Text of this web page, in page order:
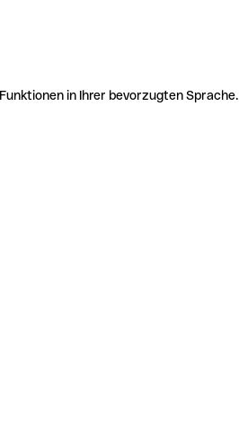
in Ihrer bevorzugten Sprache.